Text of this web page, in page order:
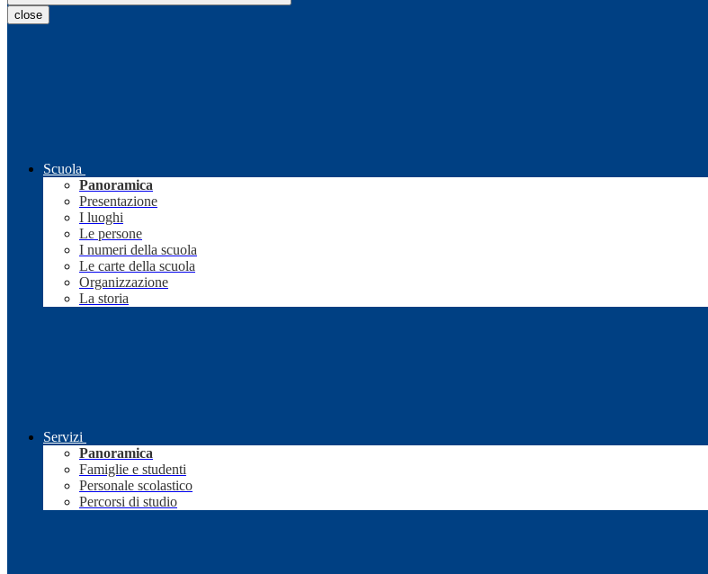
close
Scuola
Panoramica
Presentazione
I luoghi
Le persone
I numeri della scuola
Le carte della scuola
Organizzazione
La storia
Servizi
Panoramica
Famiglie e studenti
Personale scolastico
Percorsi di studio